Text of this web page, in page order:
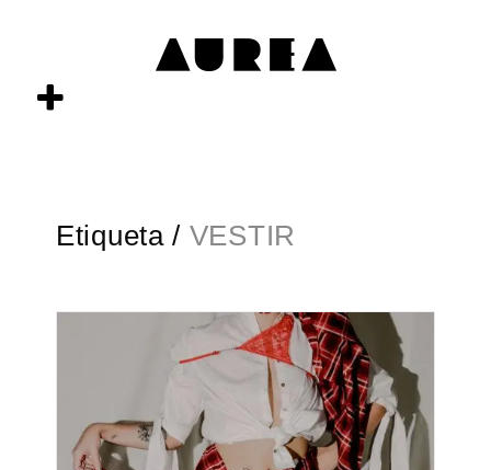
Etiqueta / VESTIR